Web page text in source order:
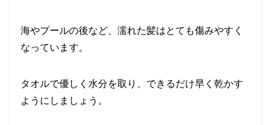
海やプールの後など、濡れた髪はとても傷みやすく
なっています。
タオルで優しく水分を取り、できるだけ早く乾かす
ようにしましょう。